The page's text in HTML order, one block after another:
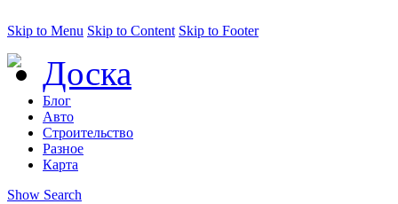
Skip to Menu Skip to Content Skip to Footer
Доска
Блог
Авто
Строительство
Разное
Карта
Show Search